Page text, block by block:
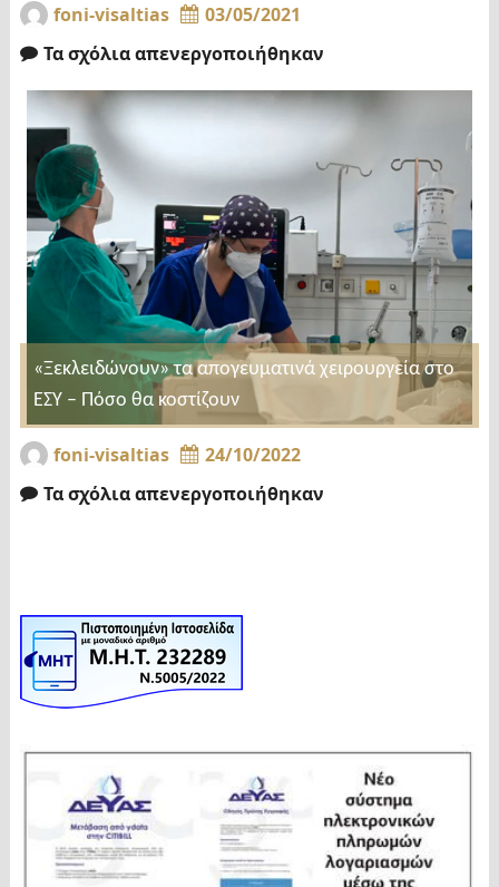
foni-visaltias
03/05/2021
Τα σχόλια απενεργοποιήθηκαν
«Ξεκλειδώνουν» τα απογευματινά χειρουργεία στο
ΕΣΥ – Πόσο θα κοστίζουν
foni-visaltias
24/10/2022
Τα σχόλια απενεργοποιήθηκαν